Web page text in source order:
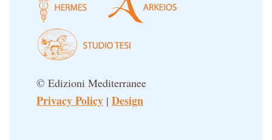
© Edizioni Mediterranee
Privacy Policy | Design